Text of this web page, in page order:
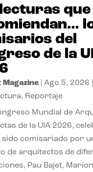
que
del
de la
Magazine| Ago 5, 2026
, Reportaje
Mundial de
de la UIA 2026,
sido comisariado por
de arquitectos de
Pau Bajet,